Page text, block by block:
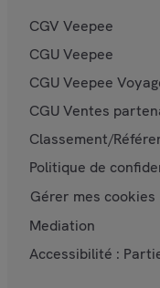
CGV Veepee
CGU Veepee
CGU Veepee
CGU Ventes
Classement/
Politique de
Gérer mes cookies
Mediation
Accessibilité :